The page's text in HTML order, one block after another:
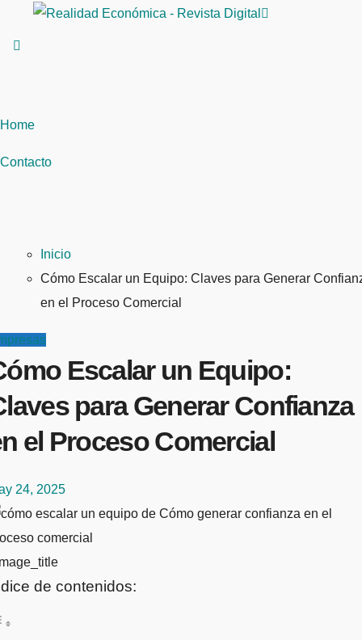
Home
Contacto
Inicio
Cómo Escalar un Equipo: Claves para Generar
en el Proceso Comercial
Escalar un Equipo:
para Generar Confianza
el Proceso Comercial
24, 2025
de contenidos: